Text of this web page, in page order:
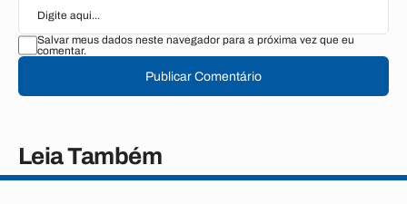
Salvar meus dados neste navegador para a próxima vez que eu
comentar.
Publicar Comentário
Leia Também